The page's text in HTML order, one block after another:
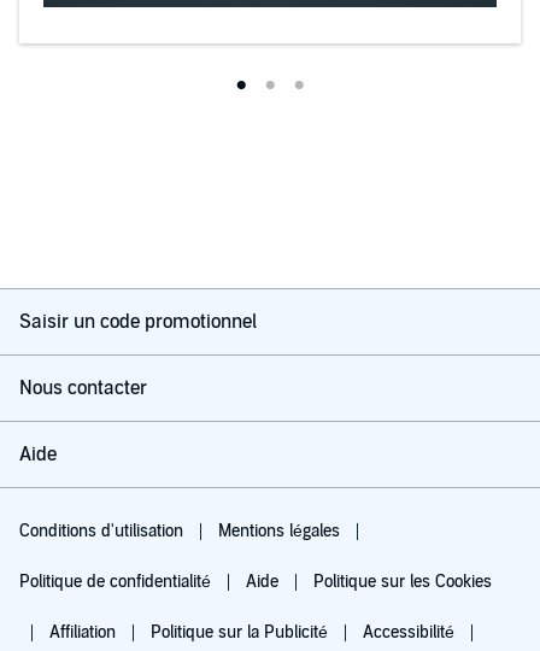
Saisir un code promotionnel
Nous contacter
Aide
Conditions d'utilisation Mentions légales
Politique de confidentialité Aide Politique sur les Cookies
Affiliation Politique sur la Publicité Accessibilité